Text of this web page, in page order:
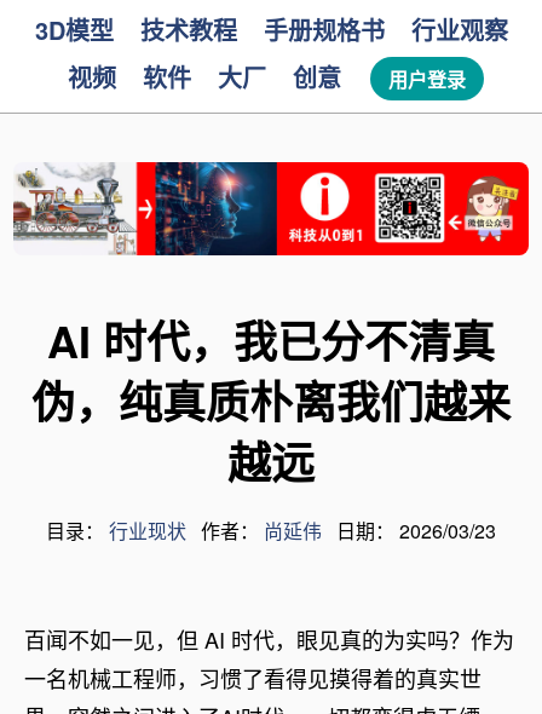
3D模型 技术教程 手册规格书
行业观察
视频
软件 大厂 创意 用户登录
AI 时代，我已分不清真
伪，纯真质朴离我们越来
越远
目录： 行业现状 作者： 尚延伟 日期： 2026/03/23
百闻不如一见，但 AI 时代，眼见真的为实吗？作为
一名机械工程师，习惯了看得见摸得着的真实世